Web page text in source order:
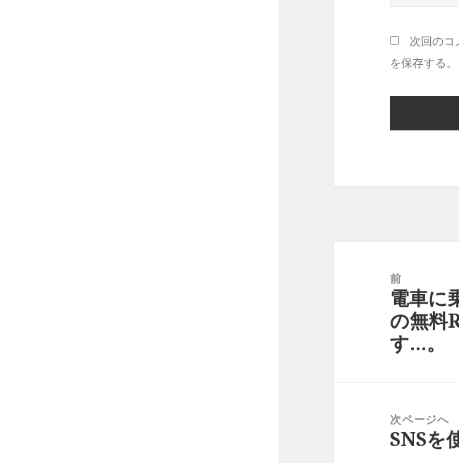
次回のコ
を保存する。
前
前
の
投
電車に
の無料
す…。
次ページへ
次
SNSを